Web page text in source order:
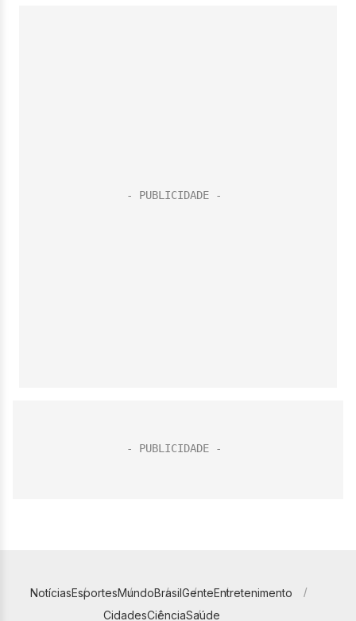
NotíciasEsportesMundoBrasilGenteEntretenimento
CidadesCiênciaSaúde